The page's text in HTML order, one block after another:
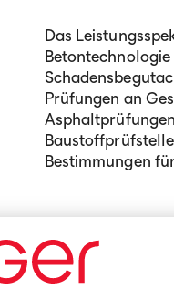
Das
Prüfungen an
Bestimmungen